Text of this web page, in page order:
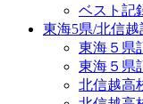
ベスト記
東海5県/北信越
東海５県
東海５県
北信越高